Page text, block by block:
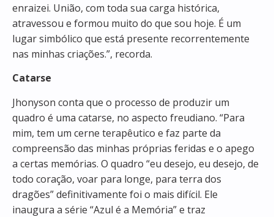
enraizei. União, com toda sua carga histórica,
atravessou e formou muito do que sou hoje. É um
lugar simbólico que está presente recorrentemente
nas minhas criações.”, recorda.
Catarse
Jhonyson conta que o processo de produzir um
quadro é uma catarse, no aspecto freudiano. “Para
mim, tem um cerne terapêutico e faz parte da
compreensão das minhas próprias feridas e o apego
a certas memórias. O quadro “eu desejo, eu desejo, de
todo coração, voar para longe, para terra dos
dragões” definitivamente foi o mais difícil. Ele
inaugura a série “Azul é a Memória” e traz